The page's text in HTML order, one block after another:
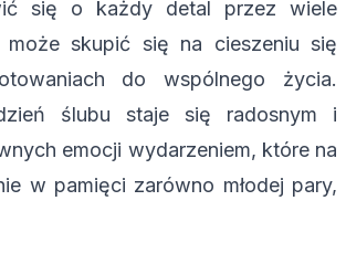
się o każdy detal przez wiele
może skupić się na cieszeniu się
do wspólnego życia.
ślubu staje się radosnym i
emocji wydarzeniem, które na
w pamięci zarówno młodej pary,